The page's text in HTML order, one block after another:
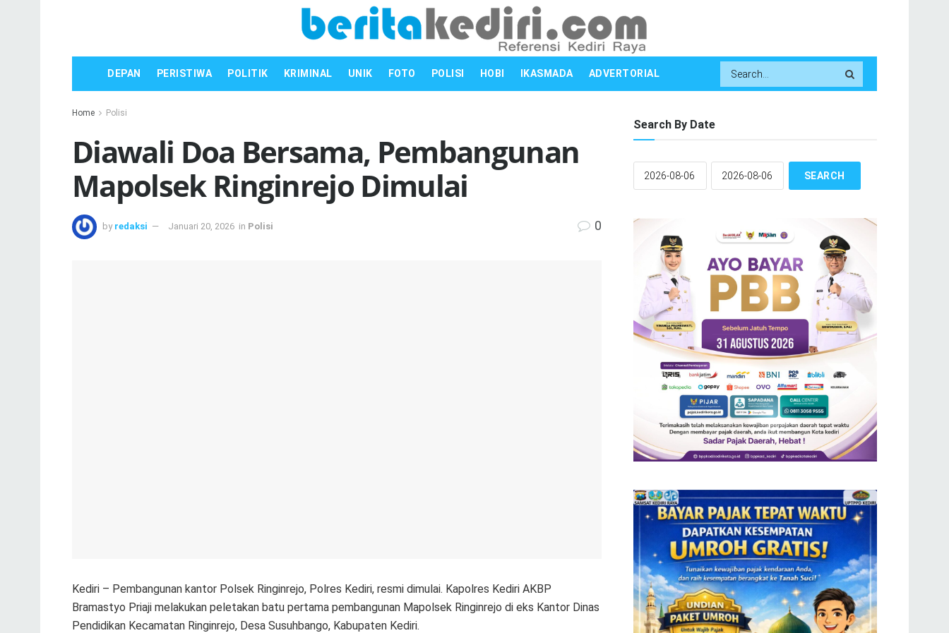
DEPAN PERISTIWA POLITIK KRIMINAL UNIK FOTO POLISI HOBI IKASMADA ADVERTORIAL
Home Polisi
Diawali Doa Bersama, Pembangunan
Mapolsek Ringinrejo Dimulai
by redaksi Januari 20, 2026 in Polisi 0
Kediri – Pembangunan kantor Polsek Ringinrejo, Polres Kediri, resmi dimulai. Kapolres Kediri AKBP
Bramastyo Priaji melakukan peletakan batu pertama pembangunan Mapolsek Ringinrejo di eks Kantor Dinas
Pendidikan Kecamatan Ringinrejo, Desa Susuhbango, Kabupaten Kediri.
Search By Date